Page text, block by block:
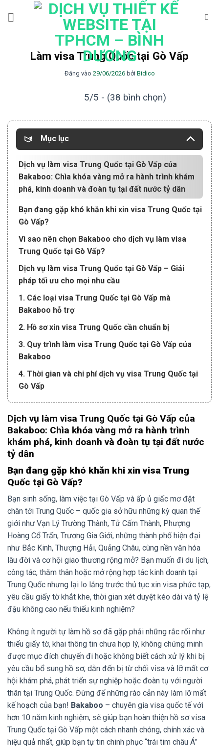
Làm visa Trung Quốc tại Gò Vấp
Đăng vào 29/06/2026 bởi Bidico
5/5 - (38 bình chọn)
Mục lục
Dịch vụ làm visa Trung Quốc tại Gò Vấp của
Bakaboo: Chìa khóa vàng mở ra hành trình khám
phá, kinh doanh và đoàn tụ tại đất nước tỷ dân
Bạn đang gặp khó khăn khi xin visa Trung Quốc tại
Gò Vấp?
Vì sao nên chọn Bakaboo cho dịch vụ làm visa
Trung Quốc tại Gò Vấp?
Dịch vụ làm visa Trung Quốc tại Gò Vấp – Giải
pháp tối ưu cho mọi nhu cầu
1. Các loại visa Trung Quốc tại Gò Vấp mà
Bakaboo hỗ trợ
2. Hồ sơ xin visa Trung Quốc cần chuẩn bị
3. Quy trình làm visa Trung Quốc tại Gò Vấp của
Bakaboo
4. Thời gian và chi phí dịch vụ visa Trung Quốc tại
Gò Vấp
5. Kinh nghiệm vàng khi xin visa Trung Quốc tại Gò
Vấp
6. Ưu điểm nổi bật của Bakaboo trong dịch vụ visa
Trung Quốc tại Gò Vấp
Quốc tại Gò Vấp của Bakaboo
Liên hệ ngay với Bakaboo để bắt đầu hành trình
khám phá, kinh doanh và đoàn tụ tại Trung Quốc
Lợi ích khi sử dụng dịch vụ visa Trung Quốc tại Gò
Vấp của Bakaboo
Hãy để Bakaboo giúp bạn hiện thực hóa kế hoạch
khám phá, hợp tác và đoàn tụ tại Trung Quốc! Liên
hệ ngay hôm nay để nhận tư vấn miễn phí và ưu đãi
đặc biệt qua hotline 0979 055 867!
Dịch vụ làm visa Trung Quốc tại Gò Vấp của
Bakaboo: Chìa khóa vàng mở ra hành trình
khám phá, kinh doanh và đoàn tụ tại đất nước
tỷ dân
Bạn đang gặp khó khăn khi xin visa Trung
Quốc tại Gò Vấp?
Bạn sinh sống, làm việc tại Gò Vấp và ấp ủ giấc mơ đặt
chân tới Trung Quốc – quốc gia sở hữu những kỳ quan thế
giới như Vạn Lý Trường Thành, Tử Cấm Thành, Phượng
Hoàng Cổ Trấn, Trương Gia Giới, những thành phố hiện đại
như Bắc Kinh, Thượng Hải, Quảng Châu, cùng nền văn hóa
lâu đời và cơ hội giao thương rộng mở? Bạn muốn đi du lịch,
công tác, thăm thân hoặc mở rộng hợp tác kinh doanh tại
Trung Quốc nhưng lại lo lắng trước thủ tục xin visa phức tạp,
yêu cầu giấy tờ khắt khe, thời gian xét duyệt kéo dài và tỷ lệ
đậu không cao nếu thiếu kinh nghiệm?
Không ít người tự làm hồ sơ đã gặp phải những rắc rối như
thiếu giấy tờ, khai thông tin chưa hợp lý, không chứng minh
được mục đích chuyến đi hoặc không biết cách xử lý khi bị
yêu cầu bổ sung hồ sơ, dẫn đến bị từ chối visa và lỡ mất cơ
hội khám phá, phát triển sự nghiệp hoặc đoàn tụ với người
thân tại Trung Quốc. Đừng để những rào cản này làm lỡ mất
kế hoạch của bạn! Bakaboo – chuyên gia visa quốc tế với
hơn 10 năm kinh nghiệm, sẽ giúp bạn hoàn thiện hồ sơ visa
Trung Quốc tại Gò Vấp một cách nhanh chóng, chính xác và
hiệu quả nhất, giúp bạn tự tin chinh phục “trái tim châu Á”